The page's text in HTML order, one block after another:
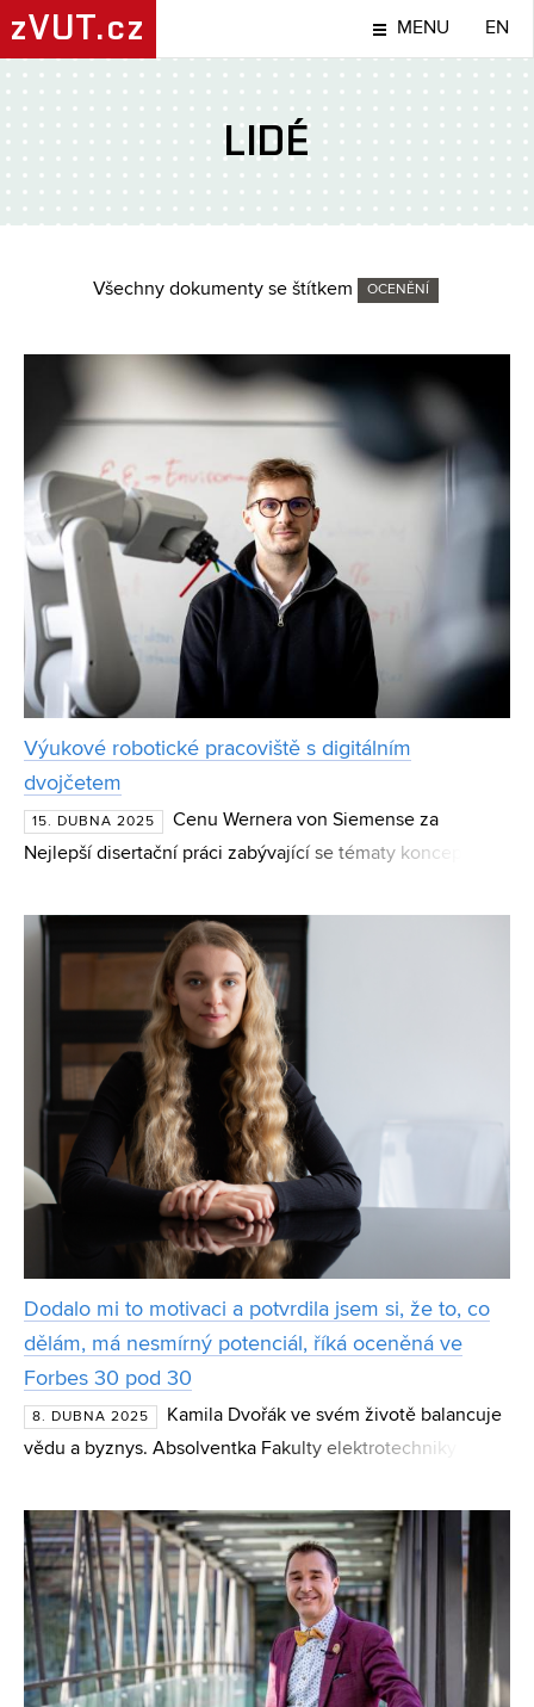
zVUT.cz MENU EN
LIDÉ
Všechny dokumenty se štítkem OCENĚNÍ
Výukové robotické pracoviště s digitálním
dvojčetem
15. DUBNA 2025
Cenu Wernera von Siemense za
Nejlepší disertační práci zabývající se tématy konceptu
strojního inženýrství Vysokého učení technického v Brně
za di
Dodalo mi to motivaci a potvrdila jsem si, že to, co
dělám, má nesmírný potenciál, říká oceněná ve
Forbes 30 pod 30
8. DUBNA 2025
Kamila Dvořák ve svém životě balancuje
vědu a byznys. Absolventka Fakulty elektrotechniky a
státnicích vydala na studijní pobyt do Finska, odkud se
poz